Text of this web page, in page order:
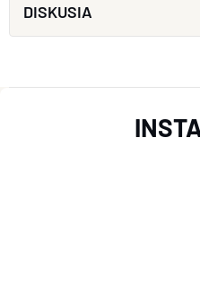
DISKUSIA